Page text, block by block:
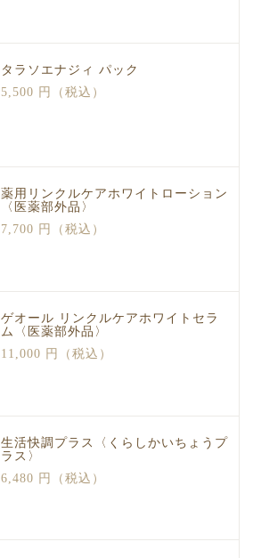
タラソエナジィ パック
5,500 円（税込）
薬用リンクルケアホワイトローション
〈医薬部外品〉
7,700 円（税込）
ゲオール リンクルケアホワイトセラ
ム〈医薬部外品〉
11,000 円（税込）
生活快調プラス〈くらしかいちょうプ
ラス〉
6,480 円（税込）